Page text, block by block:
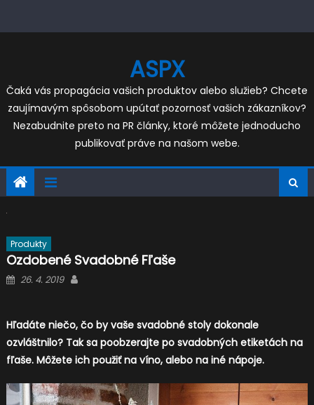
ASPX
Čaká vás propagácia vašich produktov alebo služieb? Chcete
zaujímavým spôsobom upútať pozornosť vašich zákazníkov?
Nezabudnite preto na PR články, ktoré môžete jednoducho
publikovať práve na našom webe.
Produkty
Ozdobené Svadobné Fľaše
Posted
26. 4. 2019
Hľadáte niečo, čo by vaše svadobné stoly dokonale
ozvláštnilo? Tak sa poobzerajte po svadobných etiketách na
fľaše. Môžete ich použiť na víno, alebo na iné nápoje.